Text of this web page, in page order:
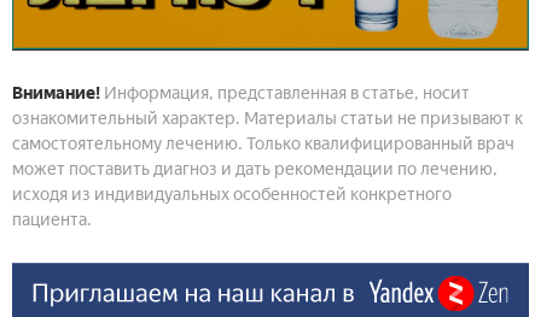
Внимание! Информация, представленная в статье, носит
ознакомительный характер. Материалы статьи не призывают к
самостоятельному лечению. Только квалифицированный врач
может поставить диагноз и дать рекомендации по лечению,
исходя из индивидуальных особенностей конкретного
пациента.